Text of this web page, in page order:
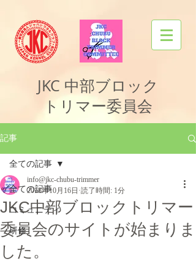
JKC 中部ブロック
トリマー委員会
記事
全ての記事
コミュニティ
研修
全ての記事
JKC中部ブロックトリマー
委員会のサイトが始まりま
した。
info@jkc-chubu-trimmer
2018年10月16日 読了時間: 1分